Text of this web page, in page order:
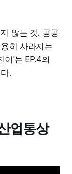
않는 것. 공공
히 사라지는
이'는 EP.4의
.
업통상